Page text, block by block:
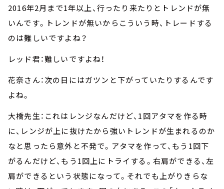
2016年2月まで1年以上、行ったり来たりとトレンドが無
いんです。トレンドが無いからこういう時、トレードする
のは難しいですよね？
レッド君：難しいですよね！
花奈さん：次の日にはガツンと下がっていたりするんです
よね。
大橋先生：これはレンジなんだけど、1回アタマを作る時
に、レンジが上に抜けたから強いトレンドが生まれるのか
なと思ったら意外と不発で。アタマを作って、もう1回下
がるんだけど、もう1回上にトライする。右肩ができる、左
肩ができるという状態になって。それでも上がりきらな